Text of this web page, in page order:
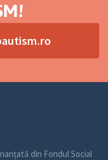
din Fondul Social